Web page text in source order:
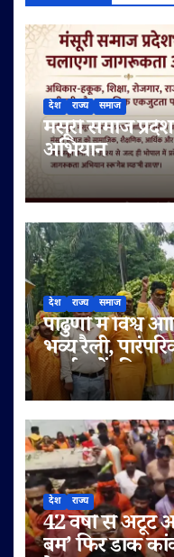
देश राज्य समाज
मंसूरी समाज
अभियान
देश राज्य समाज
पांढुर्णा में विश्व
भव्य रैली,
कार्यक्रमों की धूम
देश राज्य
42 वर्षों से अटूट
बम’ फिर डाक